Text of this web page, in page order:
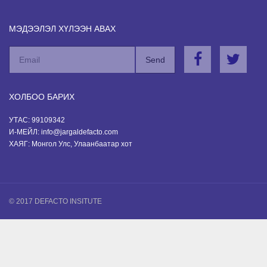
МЭДЭЭЛЭЛ ХҮЛЭЭН АВАХ
ХОЛБОО БАРИХ
УТАС: 99109342
И-МЕЙЛ: info@jargaldefacto.com
ХАЯГ: Монгол Улс, Улаанбаатар хот
© 2017 DEFACTO INSITUTE